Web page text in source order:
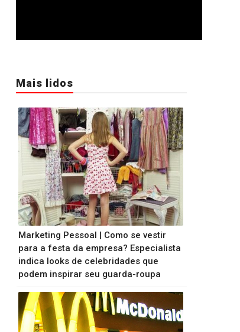
Mais lidos
Marketing Pessoal | Como se vestir
para a festa da empresa? Especialista
indica looks de celebridades que
podem inspirar seu guarda-roupa